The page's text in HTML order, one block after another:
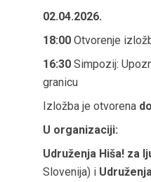
02.04.2026.
18:00 Otvorenje
16:30 Simpozij:
granicu
Izložba je otvorena
U organizaciji:
Udruženja Hiša! za
Slovenija) i